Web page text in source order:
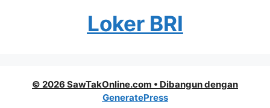
Loker BRI
© 2026 SawTakOnline.com • Dibangun dengan
GeneratePress